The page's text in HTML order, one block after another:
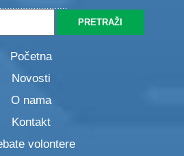
Početna
Novosti
O nama
Kontakt
volontere